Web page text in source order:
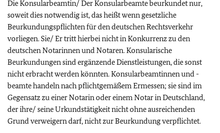
Die Konsularbeamtin/ Der Konsularbeamte beurkundet nur,
soweit dies notwendig ist, das heißt wenn gesetzliche
Beurkundungspflichten für den deutschen Rechtsverkehr
vorliegen. Sie/ Er tritt hierbei nicht in Konkurrenz zu den
deutschen Notarinnen und Notaren. Konsularische
Beurkundungen sind ergänzende Dienstleistungen, die sonst
nicht erbracht werden könnten. Konsularbeamtinnen und -
beamte handeln nach pflichtgemäßem Ermessen; sie sind im
Gegensatz zu einer Notarin oder einem Notar in Deutschland,
der ihre/ seine Urkundstätigkeit nicht ohne ausreichenden
Grund verweigern darf, nicht zur Beurkundung verpflichtet.